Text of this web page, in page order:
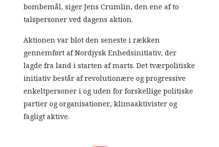
bombemål, siger Jens Crumlin, den ene af to
talspersoner ved dagens aktion.
Aktionen var blot den seneste i rækken
gennemført af Nordjysk Enhedsinitiativ, der
lagde fra land i starten af marts. Det tværpolitiske
initiativ består af revolutionære og progressive
enkeltpersoner i og uden for forskellige politiske
partier og organisationer, klimaaktivister og
fagligt aktive.